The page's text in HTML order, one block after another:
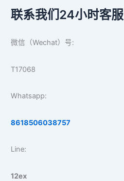
联系我们24小时客服
微信（Wechat）号:
T17068
Whatsapp:
8618506038757
Line:
12ex